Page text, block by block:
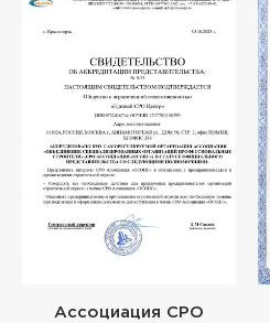
Ассоциация СРО